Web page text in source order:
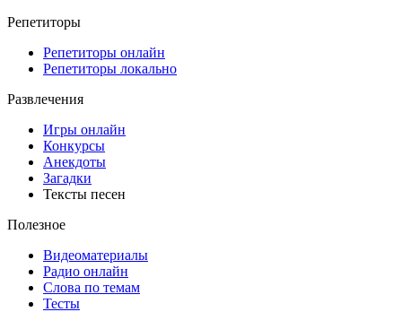
Репетиторы
Репетиторы онлайн
Репетиторы локально
Развлечения
Игры онлайн
Конкурсы
Анекдоты
Загадки
Тексты песен
Полезное
Видеоматериалы
Радио онлайн
Слова по темам
Тесты